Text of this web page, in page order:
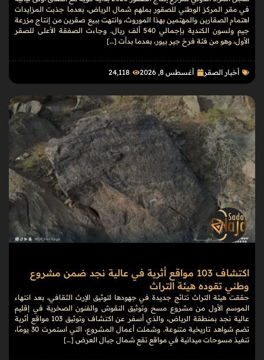
في مقر المركز الوطني للصقور بملهم شمال الرياض، بعدما جذبت المزايدات
اهتمام الصقارين والمهتمين بهذا الموروث، وانتهت ببيع صقرين من إنتاج مزرعة
جيم ولسون الكندية بإجمالي 540 ألف ريال. وجاءت الصفقة الأعلى للصقر
الأول، وهو من فئة فرخ جير بيور، بعدما بدأت […]
أخبار الصقر أغسطس 8, 2026 24٬118
اكتشاف 103 مواقع أثرية في عالية نجد ضمن مشروع
وطني تقوده هيئة التراث
حققت هيئة التراث نتائج جديدة في جهودها لتوثيق الإرث الثقافي، بعد انتهاء
الموسم الأول من مشروع مسح وتوثيق النقوش والفنون الصخرية في إقليم
عالية نجد بمنطقة الرياض، والذي أسفر عن اكتشاف وتوثيق 103 مواقع أثرية
تضم شواهد تاريخية متنوعة. وشملت أعمال المشروع، التي استمرت 30 يومًا،
تنفيذ مسوحات ميدانية في مواقع تقع شمال جبال العرض […]